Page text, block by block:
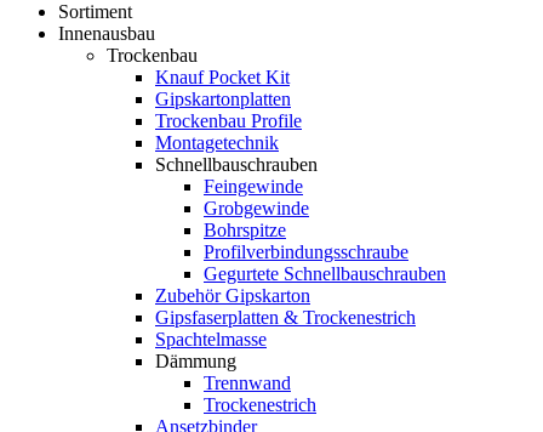
Sortiment
Innenausbau
Trockenbau
Knauf Pocket Kit
Gipskartonplatten
Trockenbau Profile
Montagetechnik
Schnellbauschrauben
Feingewinde
Grobgewinde
Bohrspitze
Profilverbindungsschraube
Gegurtete Schnellbauschrauben
Zubehör Gipskarton
Gipsfaserplatten & Trockenestrich
Spachtelmasse
Dämmung
Trennwand
Trockenestrich
Ansetzbinder